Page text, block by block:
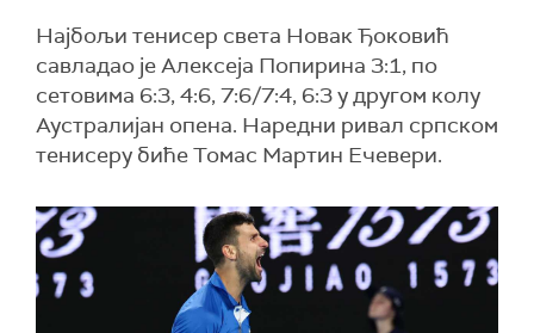
Најбољи тенисер света Новак Ђоковић
савладао је Алексеја Попирина 3:1, по
сетовима 6:3, 4:6, 7:6/7:4, 6:3 у другом колу
Аустралијан опена. Наредни ривал српском
тенисеру биће Томас Мартин Ечевери.